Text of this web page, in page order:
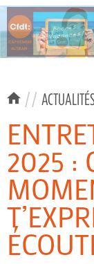
//
2025 :